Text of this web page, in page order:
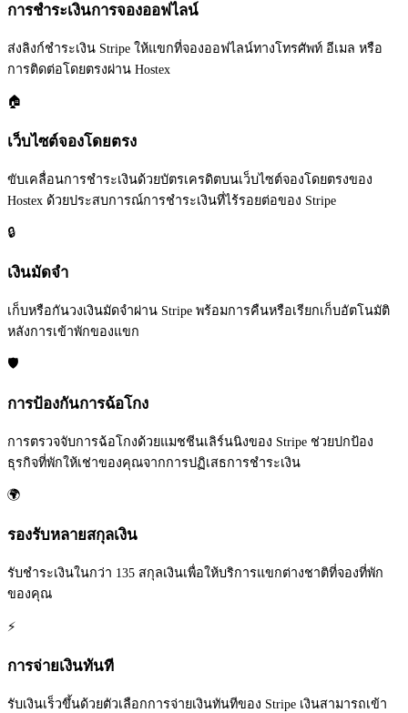
การชำระเงินการจองออฟไลน์
ส่งลิงก์ชำระเงิน Stripe ให้แขกที่จองออฟไลน์ทางโทรศัพท์ อีเมล หรือ
การติดต่อโดยตรงผ่าน Hostex
🏠
เว็บไซต์จองโดยตรง
ขับเคลื่อนการชำระเงินด้วยบัตรเครดิตบนเว็บไซต์จองโดยตรงของ
Hostex ด้วยประสบการณ์การชำระเงินที่ไร้รอยต่อของ Stripe
🔒
เงินมัดจำ
เก็บหรือกันวงเงินมัดจำผ่าน Stripe พร้อมการคืนหรือเรียกเก็บอัตโนมัติ
หลังการเข้าพักของแขก
🛡️
การป้องกันการฉ้อโกง
การตรวจจับการฉ้อโกงด้วยแมชชีนเลิร์นนิงของ Stripe ช่วยปกป้อง
ธุรกิจที่พักให้เช่าของคุณจากการปฏิเสธการชำระเงิน
🌍
รองรับหลายสกุลเงิน
รับชำระเงินในกว่า 135 สกุลเงินเพื่อให้บริการแขกต่างชาติที่จองที่พัก
ของคุณ
⚡
การจ่ายเงินทันที
รับเงินเร็วขึ้นด้วยตัวเลือกการจ่ายเงินทันทีของ Stripe เงินสามารถเข้า